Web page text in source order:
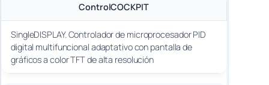
ControlCOCKPIT
SingleDISPLAY. Controlador de microprocesador PID
digital multifuncional adaptativo con pantalla de
gráficos a color TFT de alta resolución